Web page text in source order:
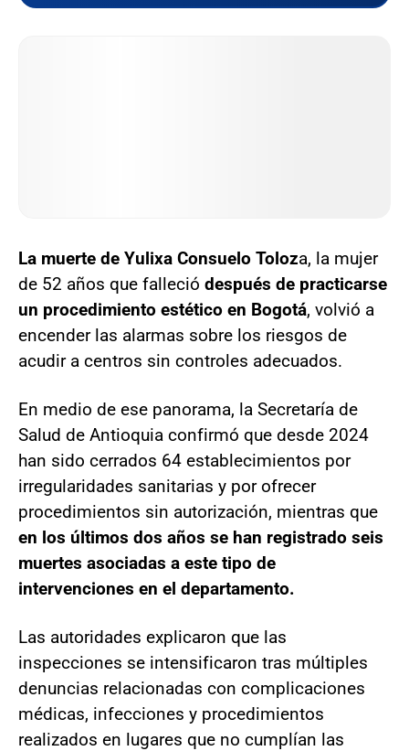
La muerte de Yulixa Consuelo Toloza, la mujer
de 52 años que falleció después de practicarse
un procedimiento estético en Bogotá, volvió a
encender las alarmas sobre los riesgos de
acudir a centros sin controles adecuados.
En medio de ese panorama, la Secretaría de
Salud de Antioquia confirmó que desde 2024
han sido cerrados 64 establecimientos por
irregularidades sanitarias y por ofrecer
procedimientos sin autorización, mientras que
en los últimos dos años se han registrado seis
muertes asociadas a este tipo de
intervenciones en el departamento.
Las autoridades explicaron que las
inspecciones se intensificaron tras múltiples
denuncias relacionadas con complicaciones
médicas, infecciones y procedimientos
realizados en lugares que no cumplían las